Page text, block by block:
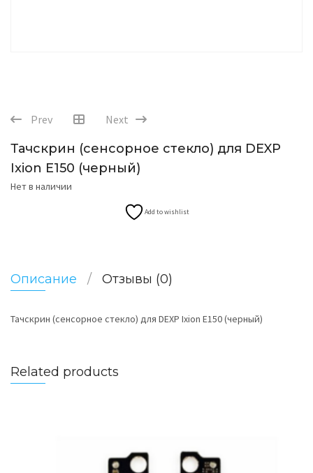
Prev Next
Тачскрин (сенсорное стекло) для DEXP
Ixion E150 (черный)
Нет в наличии
Add to wishlist
Описание Отзывы (0)
Тачскрин (сенсорное стекло) для DEXP Ixion E150 (черный)
Related products